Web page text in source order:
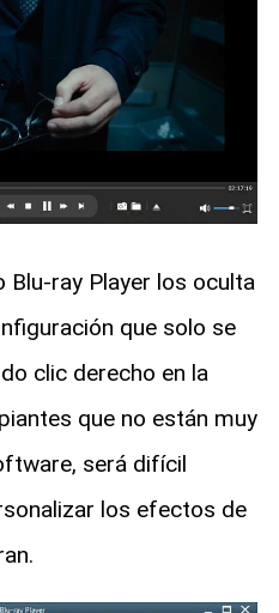
Blu-ray Player los oculta
que solo se
clic derecho en la
que no están muy
será difícil
los efectos de